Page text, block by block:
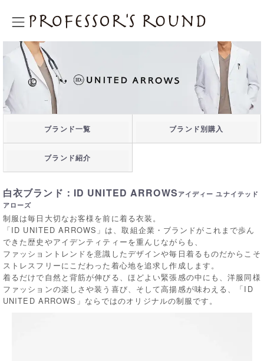
プロフェッサーズラウンド
ブランド一覧 ブランド別購入
ブランド紹介
白衣ブランド：ID UNITED ARROWSアイディー ユナイテッド
アローズ
制服は毎日大切なお客様を前に着る衣装。
「ID UNITED ARROWS」は、取組企業・ブランドがこれまで歩ん
できた歴史やアイデンティティーを重んじながらも、
ファッショントレンドを意識したデザインや毎日着るものだからこそ
ストレスフリーにこだわった着心地を追求し作成します。
着るだけで自然と背筋が伸びる、ほどよい緊張感の中にも、洋服同様
ファッションの楽しさや装う喜び、そして高揚感が味わえる、「ID
UNITED ARROWS」ならではのオリジナルの制服です。